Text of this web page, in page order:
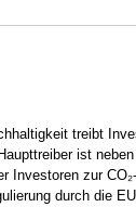
treibt
ist
Investoren zur CO₂-
durch die